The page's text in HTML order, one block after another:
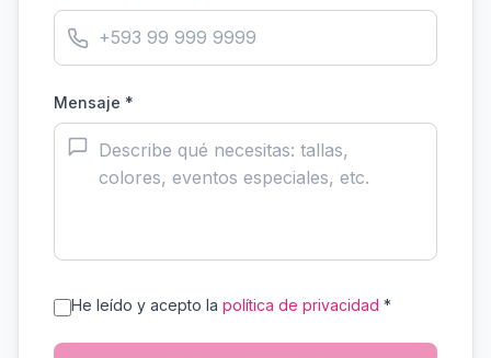
Mensaje *
He leído y acepto la política de privacidad *